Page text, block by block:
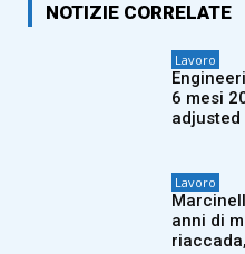
NOTIZIE CORRELATE
Lavoro
6 mesi
adjusted
Lavoro
anni di